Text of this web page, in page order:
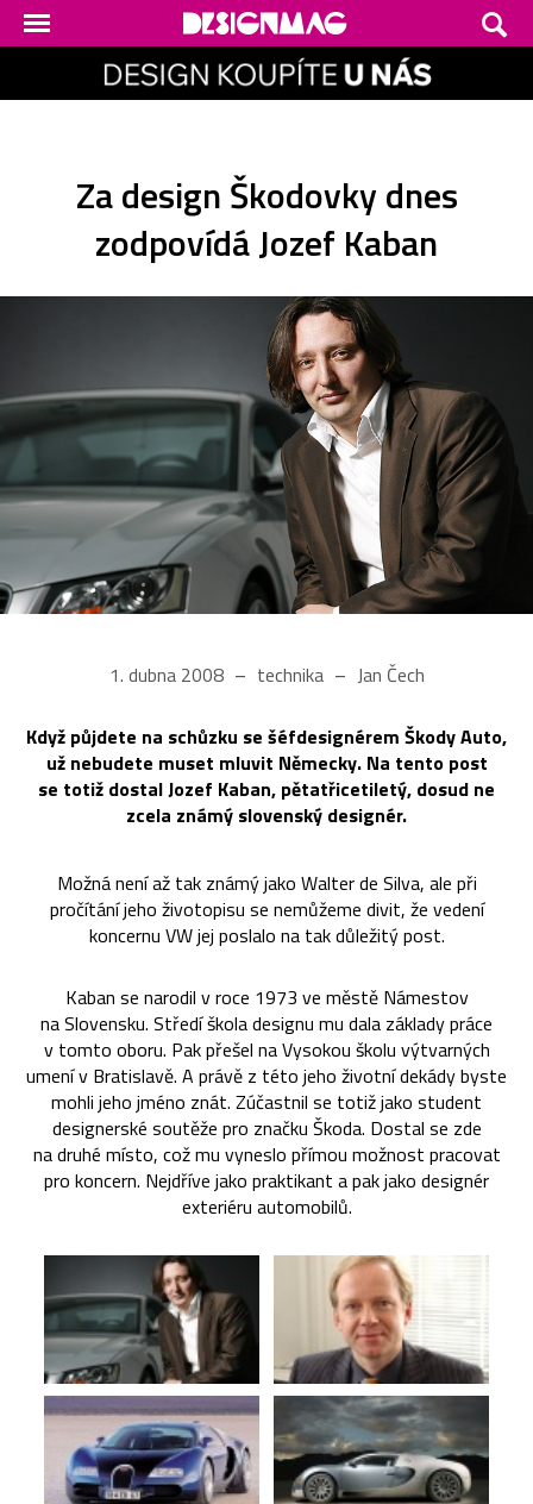
Za design Škodovky dnes
zodpovídá Jozef Kaban
1. dubna 2008 technika Jan Čech
Když půjdete na schůzku se šéfdesignérem Škody Auto,
už nebudete muset mluvit Německy. Na tento post
se totiž dostal Jozef Kaban, pětatřicetiletý, dosud ne
zcela známý slovenský designér.
Možná není až tak známý jako Walter de Silva, ale při
pročítání jeho životopisu se nemůžeme divit, že vedení
koncernu VW jej poslalo na tak důležitý post.
Kaban se narodil v roce 1973 ve městě Námestov
na Slovensku. Středí škola designu mu dala základy práce
v tomto oboru. Pak přešel na Vysokou školu výtvarných
umení v Bratislavě. A právě z této jeho životní dekády byste
mohli jeho jméno znát. Zúčastnil se totiž jako student
designerské soutěže pro značku Škoda. Dostal se zde
na druhé místo, což mu vyneslo přímou možnost pracovat
pro koncern. Nejdříve jako praktikant a pak jako designér
exteriéru automobilů.